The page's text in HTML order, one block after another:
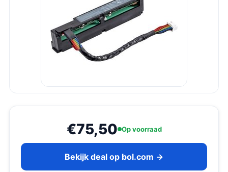
€75,50 Op voorraad
Bekijk deal op bol.com →